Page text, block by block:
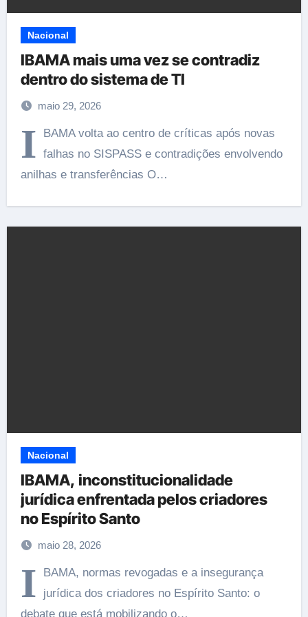
Nacional
IBAMA mais uma vez se contradiz
dentro do sistema de TI
maio 29, 2026
I
BAMA volta ao centro de críticas após novas
falhas no SISPASS e contradições envolvendo
anilhas e transferências O…
Nacional
IBAMA, inconstitucionalidade
jurídica enfrentada pelos criadores
no Espírito Santo
maio 28, 2026
I
BAMA, normas revogadas e a insegurança
jurídica dos criadores no Espírito Santo: o
debate que está mobilizando o…